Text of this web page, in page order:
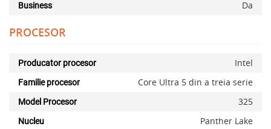
Business Da
PROCESOR
Producator procesor Intel
Familie procesor Core Ultra 5 din a treia serie
Model Procesor 325
Nucleu Panther Lake